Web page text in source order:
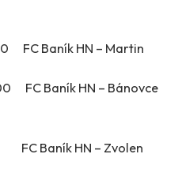
FC Baník HN – Martin
FC Baník HN – Bánovce
Baník HN – Zvolen